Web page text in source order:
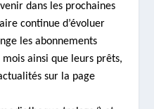
dans les prochaines
continue d’évoluer
les abonnements
ainsi que leurs prêts,
sur la page